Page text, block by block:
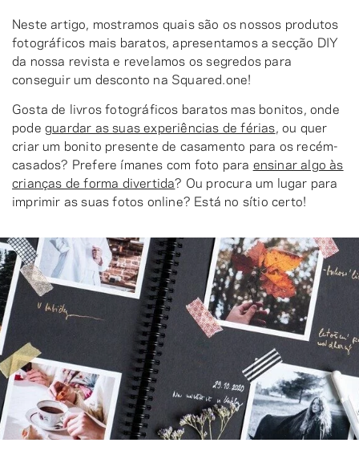
Neste artigo, mostramos quais são os nossos produtos
fotográficos mais baratos, apresentamos a secção DIY
da nossa revista e revelamos os segredos para
conseguir um desconto na Squared.one!
Gosta de livros fotográficos baratos mas bonitos, onde
pode guardar as suas experiências de férias , ou quer
criar um bonito presente de casamento para os recém-
casados? Prefere ímanes com foto para ensinar algo às
crianças de forma divertida? Ou procura um lugar para
imprimir as suas fotos online? Está no sítio certo!